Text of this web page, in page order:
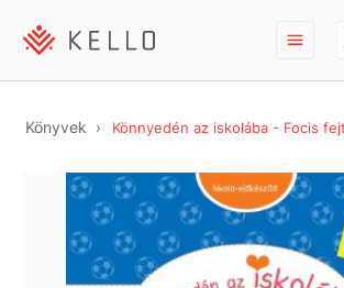
Könyvek Könnyedén az iskolába - Focis